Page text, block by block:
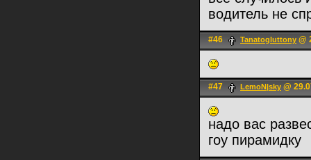
водитель не
#46 Tanatogluttony @
#47 LemoN|sky @
надо вас
гоу пирамидку